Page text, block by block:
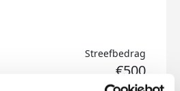
Streefbedrag
€500